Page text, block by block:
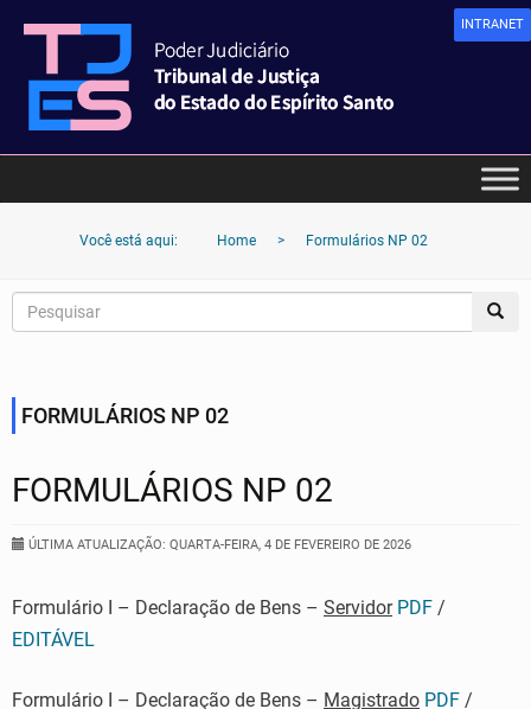
INTRANET
Você está aqui: Home > Formulários NP 02
FORMULÁRIOS NP 02
FORMULÁRIOS NP 02
ÚLTIMA ATUALIZAÇÃO: QUARTA-FEIRA, 4 DE FEVEREIRO DE 2026
Formulário I – Declaração de Bens – Servidor PDF /
EDITÁVEL
Formulário I – Declaração de Bens – Magistrado PDF /